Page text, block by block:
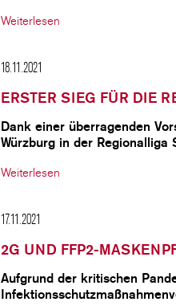
Weiterlesen
18.11.2021
ERSTER SIEG FÜR DIE
Dank einer überragenden
Würzburg in der
Weiterlesen
17.11.2021
2G UND FFP2-
Aufgrund der kritischen